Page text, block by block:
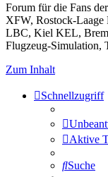
Forum für die Fans
XFW, Rostock-
LBC, Kiel KEL,
Flugzeug-Simulation,
Zum Inhalt
Schnellzugriff
Aktive
Suche